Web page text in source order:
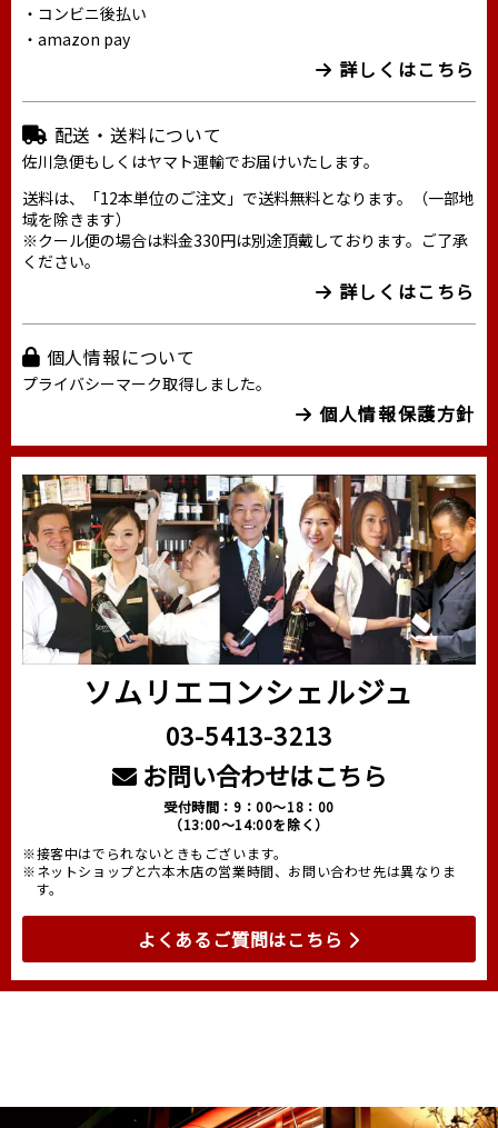
・コンビニ後払い
・amazon pay
詳しくはこちら
配送・送料について
佐川急便もしくはヤマト運輸でお届けいたします。
送料は、「12本単位のご注文」で送料無料となります。（一部地
域を除きます）
※クール便の場合は料金330円は別途頂戴しております。ご了承
ください。
詳しくはこちら
個人情報について
プライバシーマーク取得しました。
個人情報保護方針
ソムリエコンシェルジュ
03-5413-3213
お問い合わせはこちら
受付時間：9：00～18：00
（13:00～14:00を除く）
※接客中はでられないときもございます。
※ネットショップと六本木店の営業時間、お問い合わせ先は異なりま
す。
よくあるご質問はこちら